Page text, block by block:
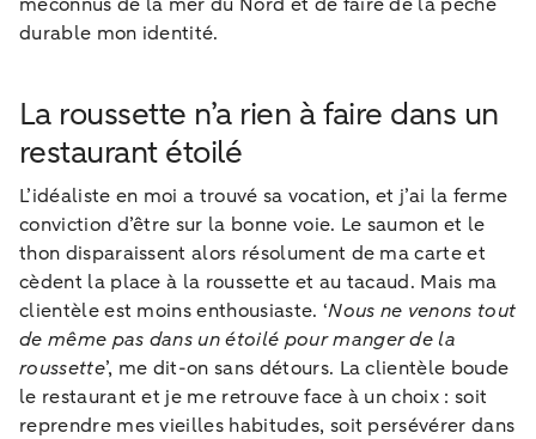
durable mon identité.
La roussette n’a rien à faire dans un
restaurant étoilé
L’idéaliste en moi a trouvé sa vocation, et j’ai la ferme
conviction d’être sur la bonne voie. Le saumon et le
thon disparaissent alors résolument de ma carte et
cèdent la place à la roussette et au tacaud. Mais ma
clientèle est moins enthousiaste. ‘Nous ne venons tout
de même pas dans un étoilé pour manger de la
roussette’, me dit-on sans détours. La clientèle boude
le restaurant et je me retrouve face à un choix : soit
reprendre mes vieilles habitudes, soit persévérer dans